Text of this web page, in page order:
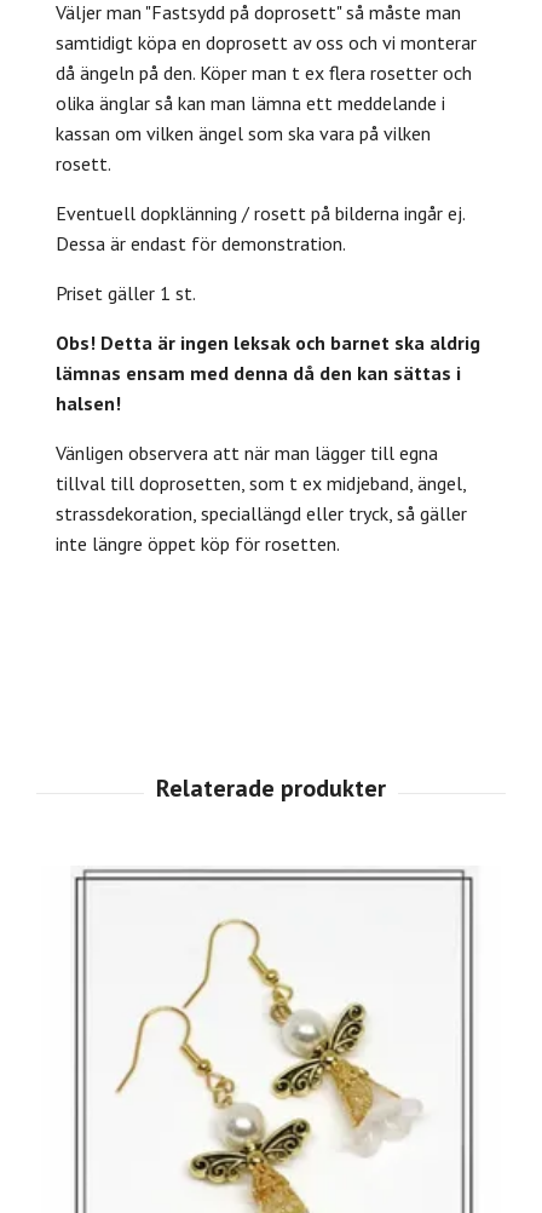
Väljer man "Fastsydd på doprosett" så måste man
samtidigt köpa en doprosett av oss och vi monterar
då ängeln på den. Köper man t ex flera rosetter och
olika änglar så kan man lämna ett meddelande i
kassan om vilken ängel som ska vara på vilken
rosett.
Eventuell dopklänning / rosett på bilderna ingår ej.
Dessa är endast för demonstration.
Priset gäller 1 st.
Obs! Detta är ingen leksak och barnet ska aldrig
lämnas ensam med denna då den kan sättas i
halsen!
Vänligen observera att när man lägger till egna
tillval till doprosetten, som t ex midjeband, ängel,
strassdekoration, speciallängd eller tryck, så gäller
inte längre öppet köp för rosetten.